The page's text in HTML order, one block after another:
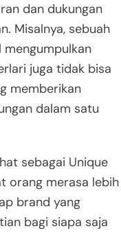
dan dukungan
Misalnya, sebuah
mengumpulkan
juga tidak bisa
memberikan
dalam satu
sebagai Unique
orang merasa lebih
brand yang
bagi siapa saja